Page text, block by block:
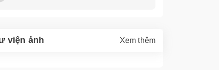
viện ảnh Xem thêm